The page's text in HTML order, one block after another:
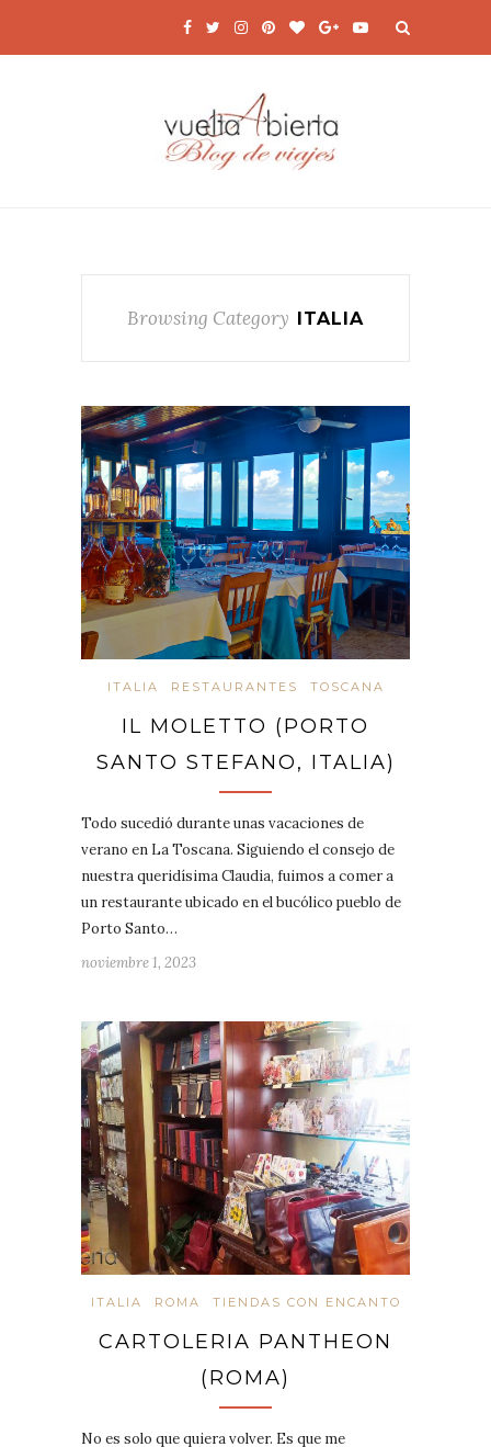
Browsing Category ITALIA
ITALIA RESTAURANTES TOSCANA
IL MOLETTO (PORTO
SANTO STEFANO, ITALIA)
Todo sucedió durante unas vacaciones de
verano en La Toscana. Siguiendo el consejo de
nuestra queridísima Claudia, fuimos a comer a
un restaurante ubicado en el bucólico pueblo de
Porto Santo…
noviembre 1, 2023
ITALIA ROMA TIENDAS CON ENCANTO
CARTOLERIA PANTHEON
(ROMA)
No es solo que quiera volver. Es que me